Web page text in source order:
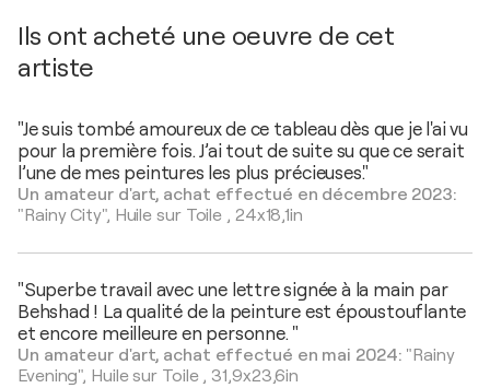
Ils ont acheté une oeuvre de cet
artiste
"Je suis tombé amoureux de ce tableau dès que je l'ai vu
pour la première fois. J’ai tout de suite su que ce serait
l’une de mes peintures les plus précieuses."
Un amateur d'art, achat effectué en décembre 2023:
"Rainy City", Huile sur Toile , 24x18,1in
"Superbe travail avec une lettre signée à la main par
Behshad ! La qualité de la peinture est époustouflante
et encore meilleure en personne. "
Un amateur d'art, achat effectué en mai 2024: "Rainy
Evening", Huile sur Toile, 31,9x23,6in